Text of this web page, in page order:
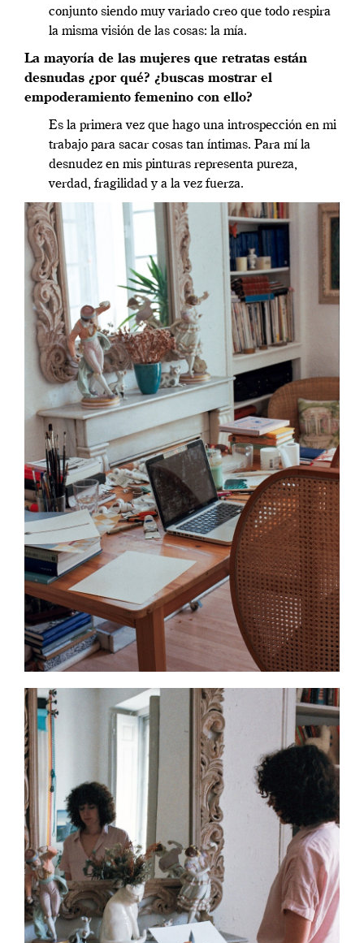
conjunto siendo muy variado creo que todo respira
la misma visión de las cosas: la mía.
La mayoría de las mujeres que retratas están
desnudas ¿por qué? ¿buscas mostrar el
empoderamiento femenino con ello?
Es la primera vez que hago una introspección en mi
trabajo para sacar cosas tan íntimas. Para mí la
desnudez en mis pinturas representa pureza,
verdad, fragilidad y a la vez fuerza.